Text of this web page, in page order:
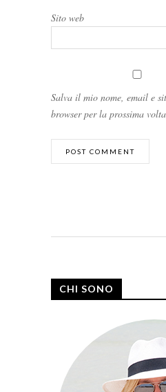
Sito web
Salva il mio nome, email e
browser per la prossima
CHI SONO